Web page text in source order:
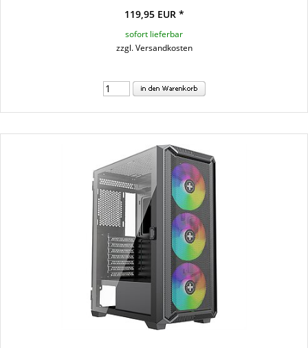
119,95 EUR *
sofort lieferbar
zzgl. Versandkosten